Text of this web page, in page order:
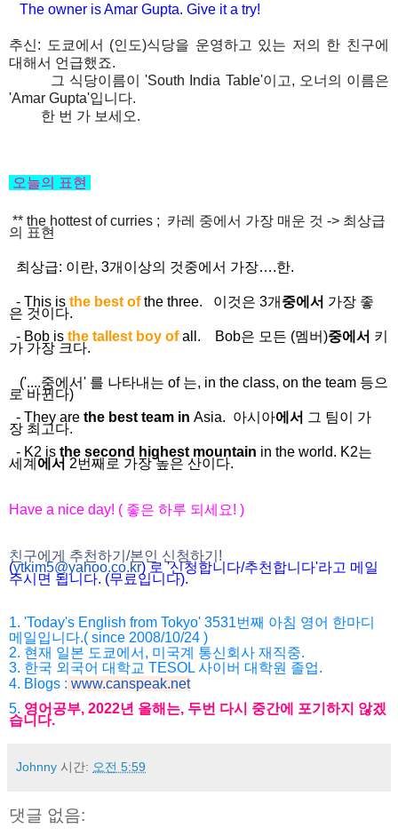
The owner is Amar Gupta. Give it a try!
추신: 도쿄에서 (인도)식당을 운영하고 있는 저의 한 친구에
대해서 언급했죠.
그 식당이름이 'South India Table'이고, 오너의 이름은
'Amar Gupta'입니다.
한 번 가 보세오.
오늘의 표현
** the hottest of curries ; 카레 중에서 가장 매운 것 -> 최상급
의 표현
최상급: 이란, 3개이상의 것중에서 가장….한.
- This is the best ofthe three. 이것은 3개 중에서 가장 좋
은 것이다.
- Bob is the tallest boy ofall. Bob은 모든 (멤버)중에서 키
가 가장 크다.
('....중에서' 를 나타내는 of 는, in the class, on the team 등으
로 바뀐다)
- They are the best team in Asia. 아시아에서 그 팀이 가
장 최고다.
- K2 is the second highest mountain in the world. K2는
세계 에서 2번째로 가장 높은 산이다.
Have a nice day! ( 좋은 하루 되세요! )
친구에게 추천하기/본인 신청하기!
(ytkim5@yahoo.co.kr) 로 '신청합니다/추천합니다'라고 메일
주시면 됩니다. (무료입니다).
1. 'Today's English from Tokyo' 3531번째 아침 영어 한마디
메일입니다.( since 2008/10/24 )
2. 현재 일본 도쿄에서, 미국계 통신회사 재직중.
3. 한국 외국어 대학교 TESOL 사이버 대학원 졸업.
4. Blogs : www.canspeak.net
5. 영어공부, 2022년 올해는, 두번 다시 중간에 포기하지 않겠
습니다.
Johnny 시간: 오전 5:59
댓글 없음: